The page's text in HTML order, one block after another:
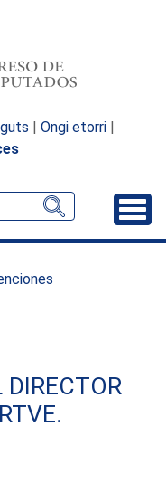
| Ongi etorri |
DIRECTOR